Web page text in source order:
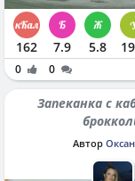
162 7.9 5.8
0 0
Запеканка с кабачком и
Автор